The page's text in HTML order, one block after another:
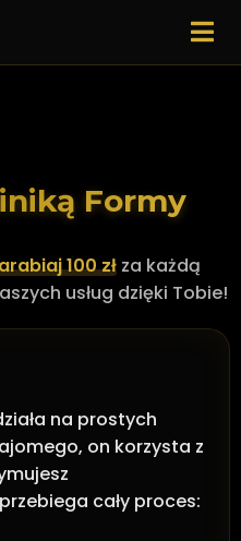
Formy
100 zł za każdą
usług dzięki Tobie!
na prostych
on korzysta z
cały proces: